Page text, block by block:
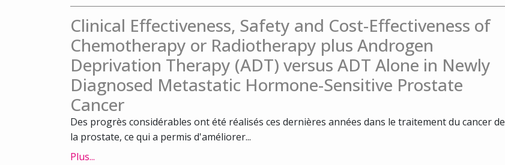
Clinical Effectiveness, Safety and Cost-Effectiveness of
Chemotherapy or Radiotherapy plus Androgen
Deprivation Therapy (ADT) versus ADT Alone in Newly
Diagnosed Metastatic Hormone-Sensitive Prostate
Cancer
Des progrès considérables ont été réalisés ces dernières années dans le traitement du cancer de
la prostate, ce qui a permis d'améliorer...
Plus...